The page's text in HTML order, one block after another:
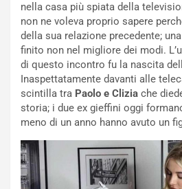
nella casa più spiata della
non ne voleva proprio sapere
della sua relazione precedente;
finito non nel migliore dei modi.
di questo incontro fu la nascita
Inaspettatamente davanti alle
scintilla tra Paolo e Clizia che
storia; i due ex gieffini oggi
meno di un anno hanno avuto un